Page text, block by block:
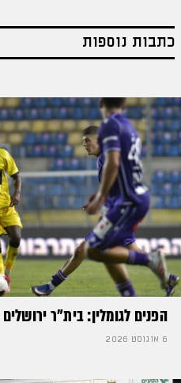
כתבות נוספות
הפנים לגומלין: בית״ר ירושלים
6 אוגוסט 2026